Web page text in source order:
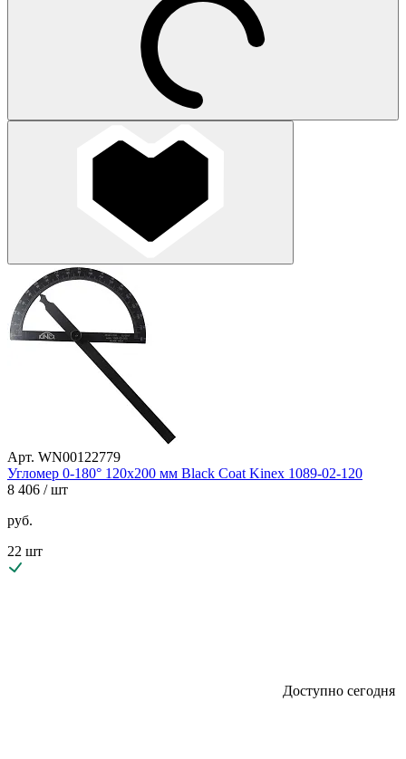
Арт. WN00122779
Угломер 0-180° 120х200 мм Black Coat Kinex 1089-02-120
8 406 / шт
руб.
22 шт
Доступно сегодня